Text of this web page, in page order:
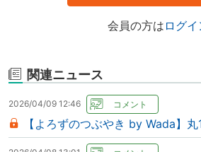
会員の方は ログイ
関連ニュース
2026/04/09 12:46
【よろずのつぶやき by Wada】